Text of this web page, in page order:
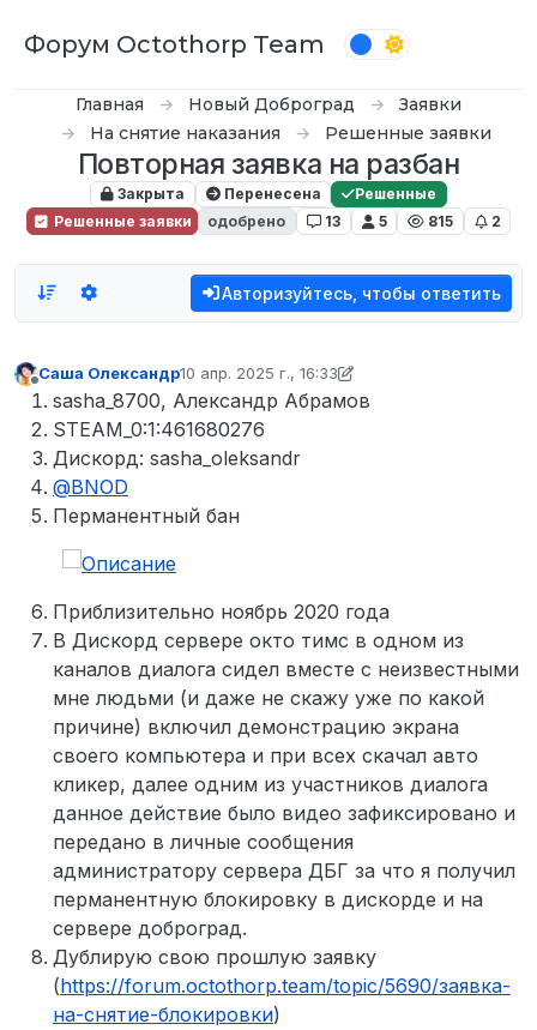
Форум Octothorp Team
Главная Новый Доброград
Заявки
На снятие наказания
Решенные заявки
Повторная заявка на разбан
Закрыта Перенесена
Решенные
Решенные заявки
одобрено 13 5 815 2
Авторизуйтесь, чтобы ответить
Не в сети
Саша Олександр10 апр. 2025 г., 16:33
отредактировано D0n Bar0n
sasha_8700, Александр Абрамов
STEAM_0:1:461680276
Дискорд: sasha_oleksandr
@BNOD
Перманентный бан
Приблизительно ноябрь 2020 года
В Дискорд сервере окто тимс в одном из
каналов диалога сидел вместе с неизвестными
мне людьми (и даже не скажу уже по какой
причине) включил демонстрацию экрана
своего компьютера и при всех скачал авто
кликер, далее одним из участников диалога
данное действие было видео зафиксировано и
передано в личные сообщения
администратору сервера ДБГ за что я получил
перманентную блокировку в дискорде и на
сервере доброград.
Дублирую свою прошлую заявку
(https://forum.octothorp.team/topic/5690/заявка-
на-снятие-блокировки)